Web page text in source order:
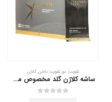
تقویت مو,تقویت ناخن,کلاژن
ساشه کلاژن گلد مخصوص مو آدریان 20 عدد